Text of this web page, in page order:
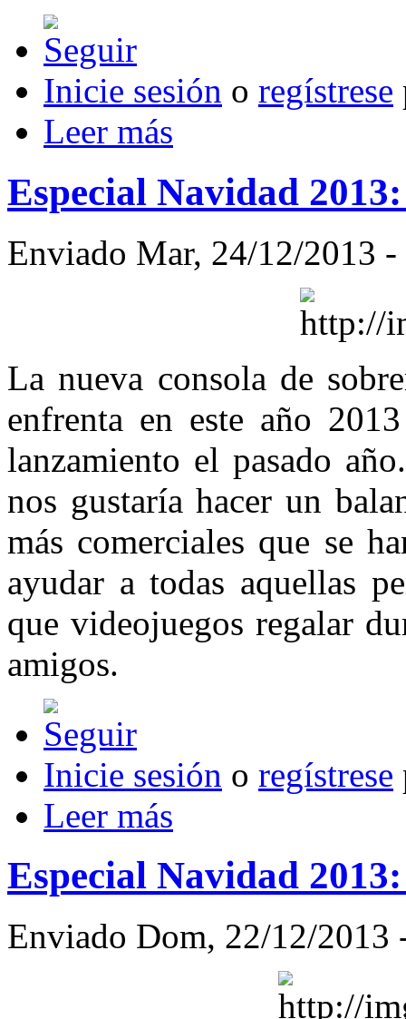
Inicie sesión o regístrese
Leer más
Especial Navidad
Enviado Mar, 24/12/2013
La nueva consola de
enfrenta en este año
lanzamiento el pasado
nos gustaría hacer un
más comerciales que se
ayudar a todas aquellas
que videojuegos regalar
amigos.
Inicie sesión o regístrese
Leer más
Especial Navidad
Enviado Dom, 22/12/2013